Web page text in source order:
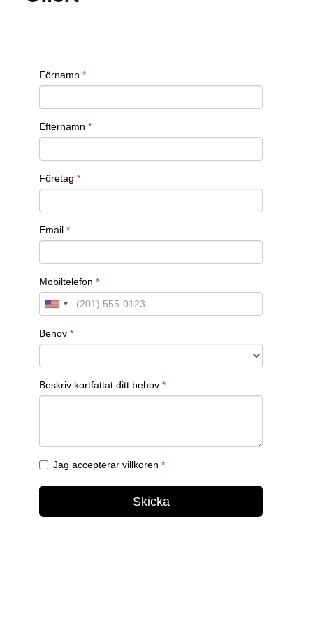
ingenjörer centrala för att bygga och underhålla de
lagerhantering. De hjälper till att säkerställa att
kundtransaktioner och logistiksystem fungerar
smidigt, och de arbetar med att förbättra
säkerheten och effektiviteten i digitala system.
Vill du veta mer om hur vi kan hjälpa dig att att
rekrytera rätt kandidat för rollen?
Kontakta oss för offert